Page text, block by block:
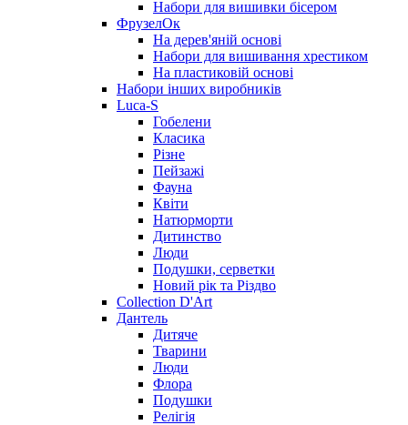
Набори для вишивки бісером
ФрузелОк
На дерев'яній основі
Набори для вишивання хрестиком
На пластиковій основі
Набори інших виробників
Luca-S
Гобелени
Класика
Різне
Пейзажі
Фауна
Квіти
Натюрморти
Дитинство
Люди
Подушки, серветки
Новий рік та Різдво
Collection D'Art
Дантель
Дитяче
Тварини
Люди
Флора
Подушки
Релігія